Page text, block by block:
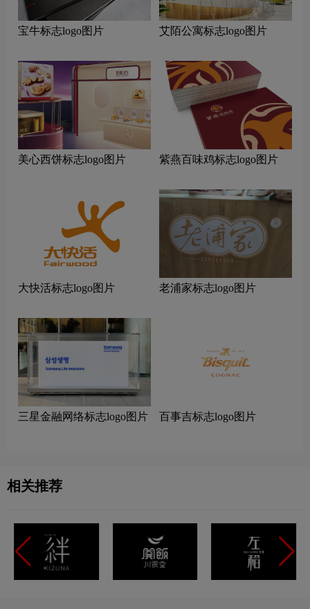
宝牛标志logo图片 艾陌公寓标志logo图片
美心西饼标志logo图片 紫燕百味鸡标志logo图片
大快活标志logo图片 老浦家标志logo图片
三星金融网络标志logo图片 百事吉标志logo图片
相关推荐